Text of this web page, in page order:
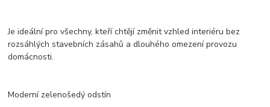
Je ideální pro všechny, kteří chtějí změnit vzhled interiéru bez
rozsáhlých stavebních zásahů a dlouhého omezení provozu
domácnosti.
Moderní zelenošedý odstín